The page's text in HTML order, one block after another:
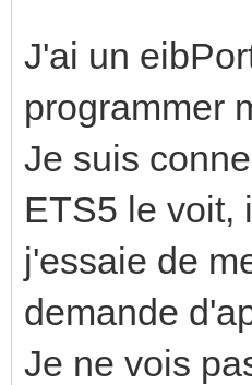
J'ai un
programmer
Je suis
ETS5 le voit,
j'essaie de
demande
Je ne vois